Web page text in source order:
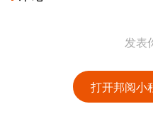
发表
打开邦阅小